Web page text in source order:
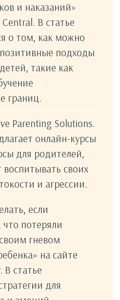
и наказаний»
Central. В статье
о том, как можно
подходы
такие как
границ.
Parenting Solutions.
онлайн-курсы
для родителей,
воспитывать своих
и агрессии.
если
что потеряли
гневом
на сайте
В статье
для